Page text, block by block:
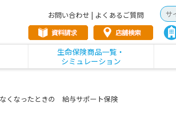
お問い合わせ | よくあるご質問
生命保険商品一覧・
シミュレーション
くなったときの 給与サポート保険